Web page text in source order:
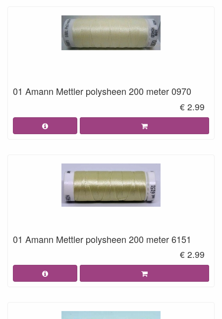
01 Amann Mettler polysheen 200 meter 0970
€ 2.99
01 Amann Mettler polysheen 200 meter 6151
€ 2.99